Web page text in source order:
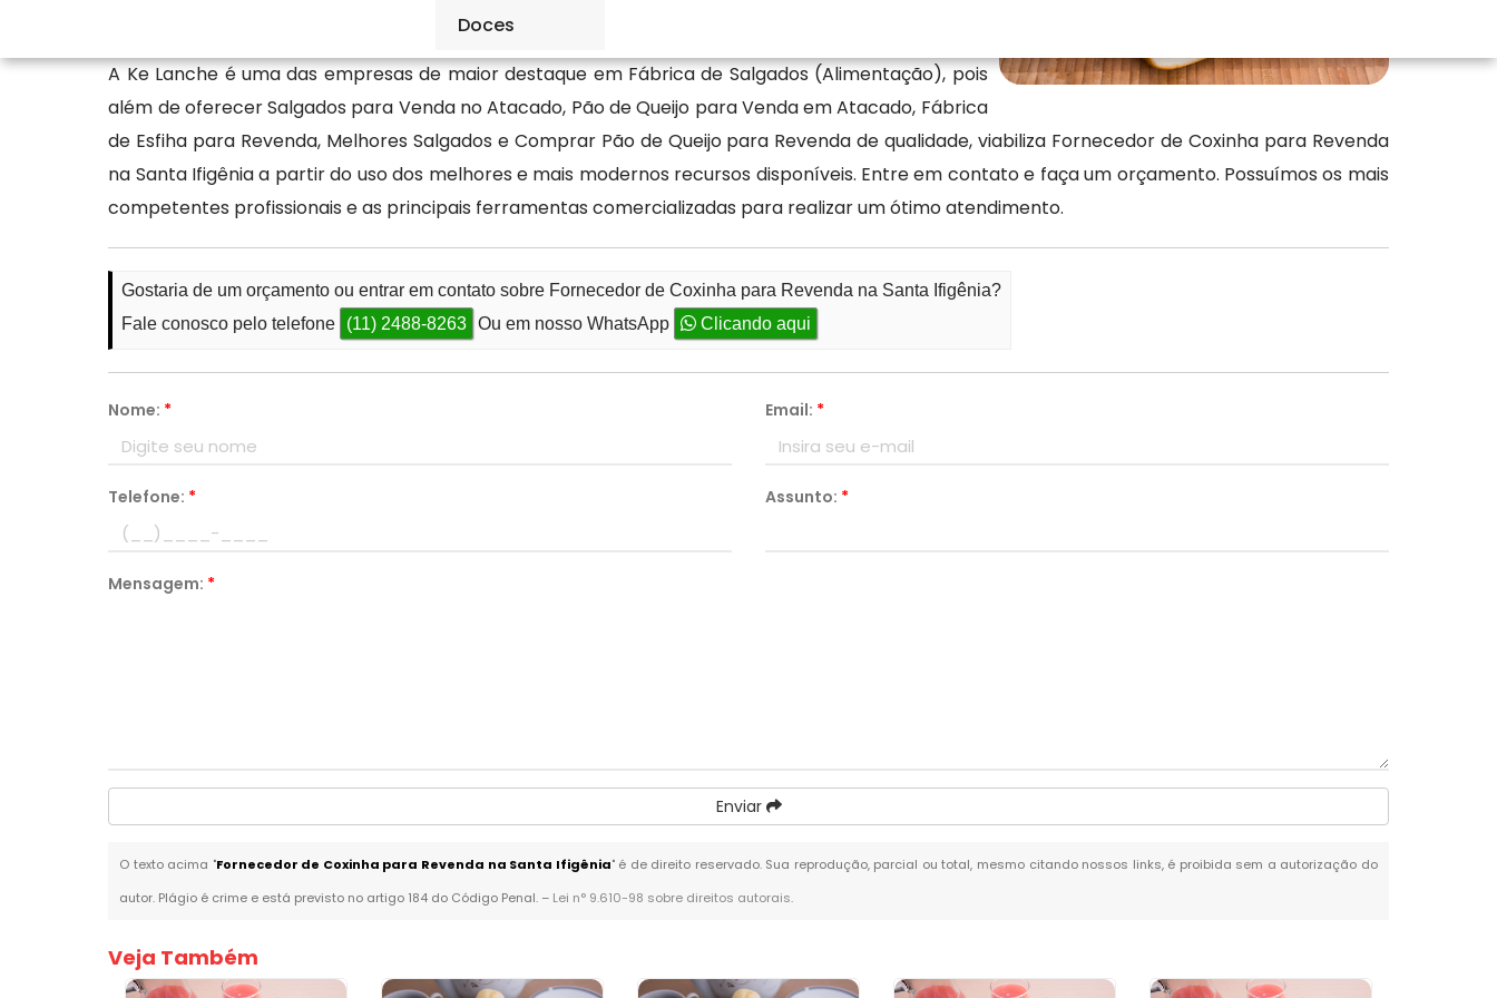
Doces
A Ke Lanche é uma das empresas de maior destaque em Fábrica de Salgados (Alimentação), pois
além de oferecer Salgados para Venda no Atacado, Pão de Queijo para Venda em Atacado, Fábrica
de Esfiha para Revenda, Melhores Salgados e Comprar Pão de Queijo para Revenda de qualidade, viabiliza Fornecedor de Coxinha para Revenda
na Santa Ifigênia a partir do uso dos melhores e mais modernos recursos disponíveis. Entre em contato e faça um orçamento. Possuímos os mais
competentes profissionais e as principais ferramentas comercializadas para realizar um ótimo atendimento.
Gostaria de um orçamento ou entrar em contato sobre Fornecedor de Coxinha para Revenda na Santa Ifigênia?
Fale conosco pelo telefone
(11) 2488-8263 Ou em nosso WhatsApp Clicando aqui
Nome: * Email: *
Telefone: * Assunto: *
Mensagem: *
Enviar
O texto acima "Fornecedor de Coxinha para Revenda na Santa Ifigênia" é de direito reservado. Sua reprodução, parcial ou total, mesmo citando nossos links, é proibida sem a autorização do
autor. Plágio é crime e está previsto no artigo 184 do Código Penal. – Lei n° 9.610-98 sobre direitos autorais.
Veja Também